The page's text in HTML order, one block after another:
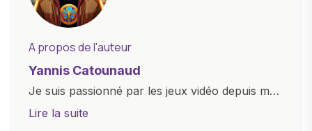
A propos de l'auteur
Yannis Catounaud
Je suis passionné par les jeux vidéo depuis mon
plus jeune âge. Mon amour pour l'univers
Lire la suite